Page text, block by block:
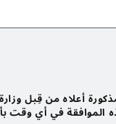
أعلاه من قِبل
الموافقة في أي وقت